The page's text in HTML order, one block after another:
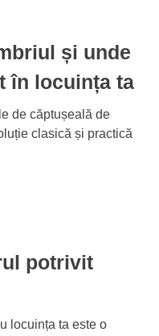
și unde
în locuința ta
de căptușeală de
clasică și practică
potrivit
locuința ta este o